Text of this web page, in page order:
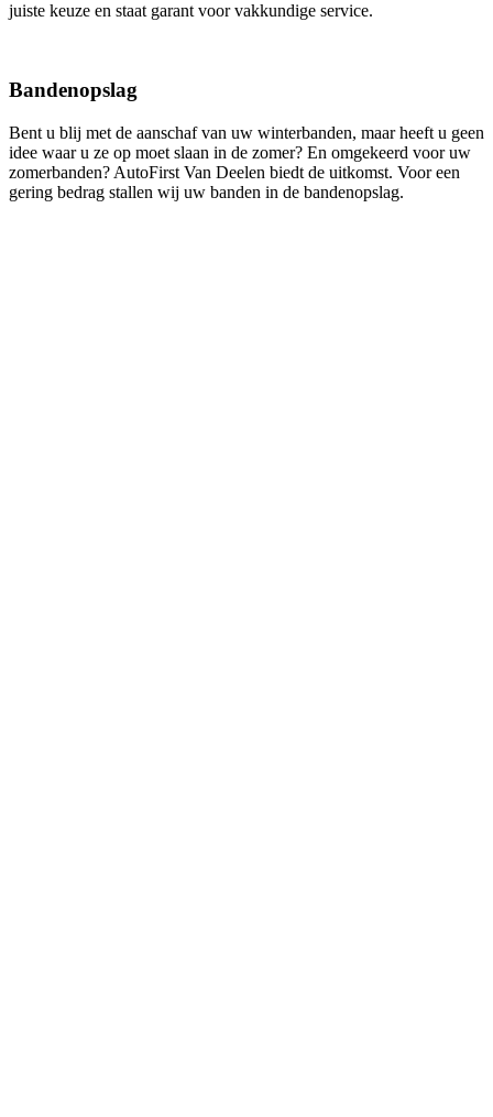
juiste keuze en staat garant voor vakkundige service.
Bandenopslag
Bent u blij met de aanschaf van uw winterbanden, maar heeft u geen
idee waar u ze op moet slaan in de zomer? En omgekeerd voor uw
zomerbanden? AutoFirst Van Deelen biedt de uitkomst. Voor een
gering bedrag stallen wij uw banden in de bandenopslag.